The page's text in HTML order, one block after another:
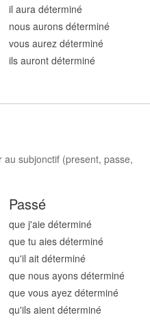
il aura déterminé
nous aurons déterminé
vous aurez déterminé
ils auront déterminé
subjonctif (present, passe,
Passé
que j'aie déterminé
que tu aies déterminé
qu'il ait déterminé
que nous ayons déterminé
que vous ayez déterminé
qu'ils aient déterminé